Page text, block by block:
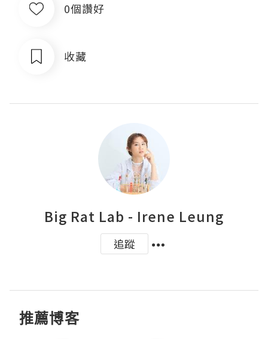
0個讚好
收藏
Big Rat Lab - Irene Leung
追蹤
推薦博客